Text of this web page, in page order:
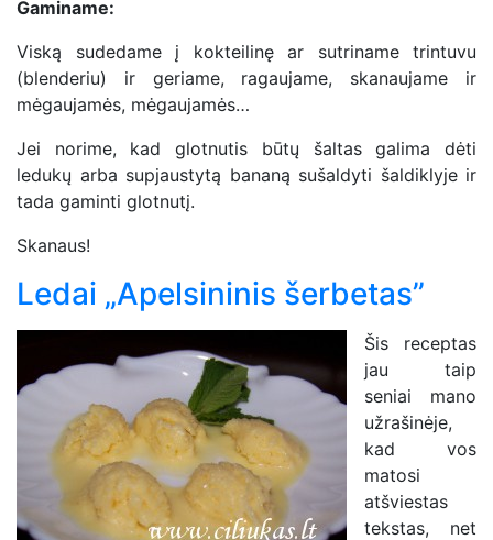
Gaminame:
Viską sudedame į kokteilinę ar sutriname trintuvu
(blenderiu) ir geriame, ragaujame, skanaujame ir
mėgaujamės, mėgaujamės…
Jei norime, kad glotnutis būtų šaltas galima dėti
ledukų arba supjaustytą bananą sušaldyti šaldiklyje ir
tada gaminti glotnutį.
Skanaus!
Ledai „Apelsininis šerbetas”
Šis receptas
jau taip
seniai mano
užrašinėje,
kad vos
matosi
atšviestas
tekstas, net